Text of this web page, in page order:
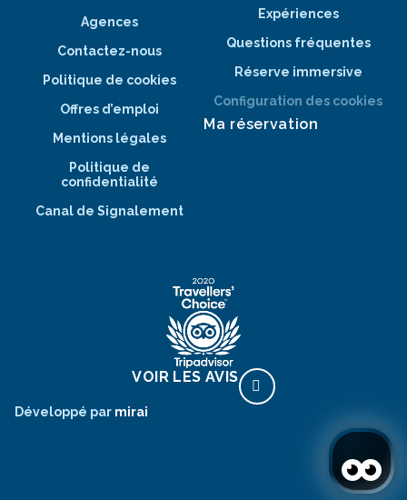
Agences
Contactez-nous
Politique de cookies
Offres d’emploi
Mentions légales
Politique de
confidentialité
Canal de Signalement
Expériences
Questions fréquentes
Réserve immersive
Configuration des cookies
Ma réservation
VOIR LES AVIS
Développé par mirai